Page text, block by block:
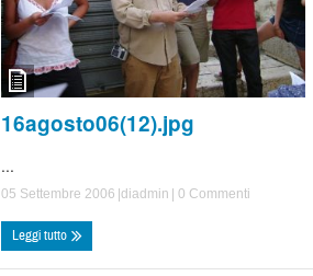
16agosto06(12).jpg
...
05 Settembre 2006 |diadmin 0 Commenti
Leggi tutto